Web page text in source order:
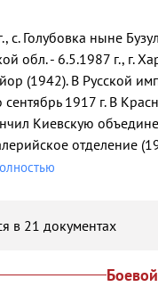
с. Голубовка ныне
обл. - 6.5.1987 г., г.
(1942). В Русской
сентябрь 1917 г. В
Киевскую
отделение
в 21 документах